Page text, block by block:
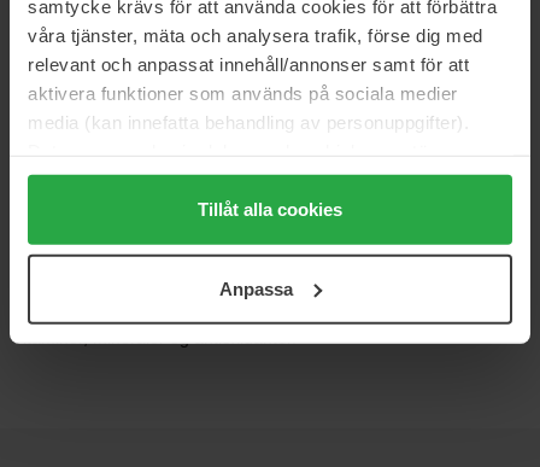
samtycke krävs för att använda cookies för att förbättra
våra tjänster, mäta och analysera trafik, förse dig med
relevant och anpassat innehåll/annonser samt för att
aktivera funktioner som används på sociala medier
media (kan innefatta behandling av personuppgifter).
Genom att trycka på "Tillåt alla cookies" accepterar du
alla cookies, medan du under "Detaljer" kan anpassa
användningen av cookies. Du kan när som helst återkalla
samt vår Integritetspolicy.
Tillåt alla cookies
Anpassa
4.25 g
Normalpris 39 kr
Ikke på lager
og de er fri for sulfater, parabener og syntetiske dufte. Produkterne
organisation, der ligesom Burt's Bees aktivt arbejder for en
grønnere verden. Fokuspunktet er de ingredienser, der kommer
vitaminer, mineraler og antioxidanter.